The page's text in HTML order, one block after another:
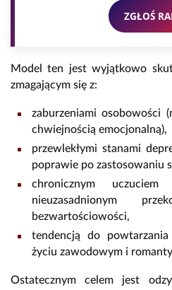
ZGŁOŚ
Model ten jest wyjątkowo
zmagającym się z:
zaburzeniami osobowości
chwiejnością emocjonalną),
przewlekłymi stanami
poprawie po zastosowaniu
chronicznym
nieuzasadnionym
bezwartościowości,
tendencją do
życiu zawodowym i
Ostatecznym celem jest